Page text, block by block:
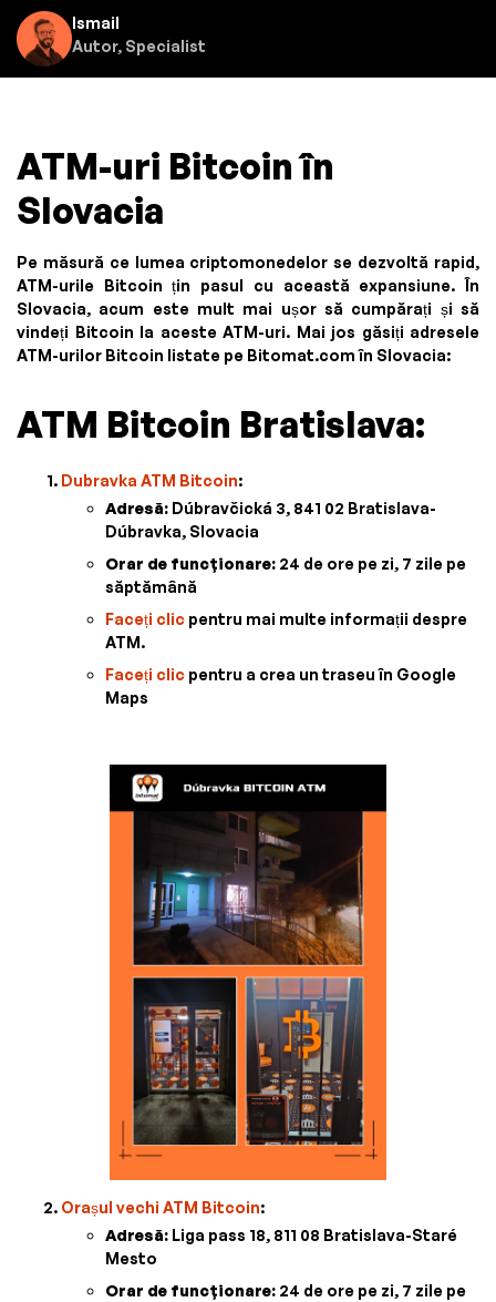
Ismail
Autor, Specialist
ATM-uri Bitcoin în
Slovacia
Pe măsură ce lumea criptomonedelor se dezvoltă rapid,
ATM-urile Bitcoin țin pasul cu această expansiune. În
Slovacia, acum este mult mai ușor să cumpărați și să
vindeți Bitcoin la aceste ATM-uri. Mai jos găsiți adresele
ATM-urilor Bitcoin listate pe Bitomat.com în Slovacia:
ATM Bitcoin Bratislava:
Dubravka ATM Bitcoin:
Adresă: Dúbravčická 3, 841 02 Bratislava-
Dúbravka, Slovacia
Orar de funcționare: 24 de ore pe zi, 7 zile pe
săptămână
Faceți clic pentru mai multe informații despre
ATM.
Faceți clic pentru a crea un traseu în Google
Maps
Orașul vechi ATM Bitcoin:
Adresă: Liga pass 18, 811 08 Bratislava-Staré
Mesto
Orar de funcționare: 24 de ore pe zi, 7 zile pe